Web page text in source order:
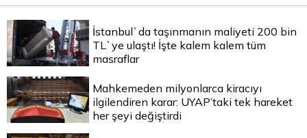
İstanbul`da taşınmanın maliyeti 200 bin
TL`ye ulaştı! İşte kalem kalem tüm
masraflar
Mahkemeden milyonlarca kiracıyı
ilgilendiren karar: UYAP’taki tek hareket
her şeyi değiştirdi